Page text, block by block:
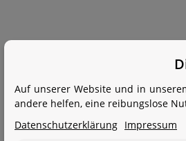
Auf unserer Website und in
andere helfen, eine reibungslose
Datenschutzerklärung Impressum